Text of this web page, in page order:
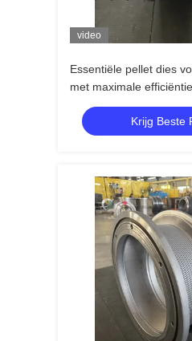
video
Essentiële pellet dies
met maximale
pellet manufacturin
Krijg Beste